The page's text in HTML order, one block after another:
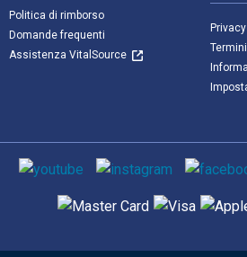
Politica di rimborso
Domande frequenti
Assistenza VitalSource
Privacy
Termini
Mezzi sociali
Metodi di pagamento supportati